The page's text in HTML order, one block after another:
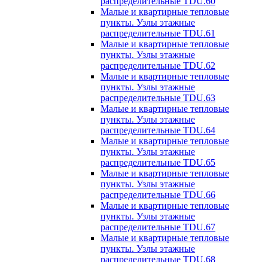
Малые и квартирные тепловые
пункты. Узлы этажные
распределительные TDU.61
Малые и квартирные тепловые
пункты. Узлы этажные
распределительные TDU.62
Малые и квартирные тепловые
пункты. Узлы этажные
распределительные TDU.63
Малые и квартирные тепловые
пункты. Узлы этажные
распределительные TDU.64
Малые и квартирные тепловые
пункты. Узлы этажные
распределительные TDU.65
Малые и квартирные тепловые
пункты. Узлы этажные
распределительные TDU.66
Малые и квартирные тепловые
пункты. Узлы этажные
распределительные TDU.67
Малые и квартирные тепловые
пункты. Узлы этажные
распределительные TDU.68